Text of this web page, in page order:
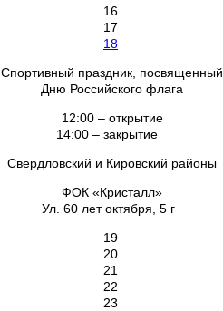
16
17
18
Спортивный праздник, посвященный
Дню Российского флага
12:00 – открытие
14:00 – закрытие
Свердловский и Кировский районы
ФОК «Кристалл»
Ул. 60 лет октября, 5 г
19
20
21
22
23